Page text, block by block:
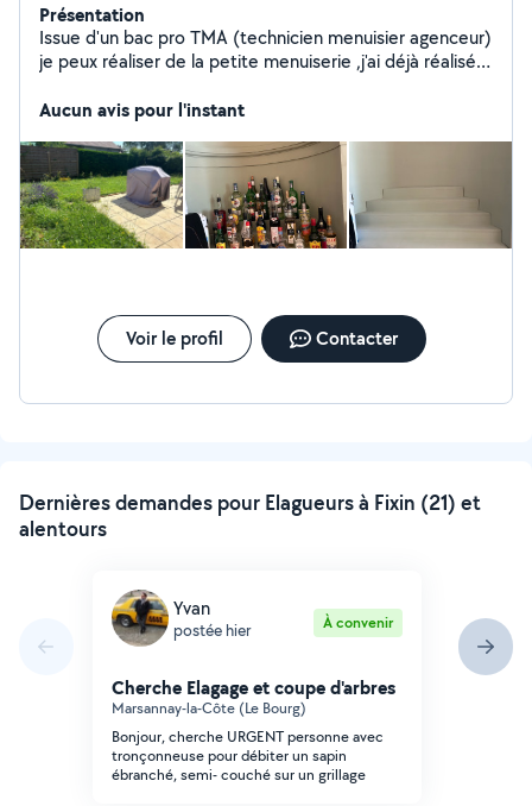
Présentation
Issue d'un bac pro TMA (technicien menuisier agenceur)
je peux réaliser de la petite menuiserie ,j'ai déjà réalisé
mini bar en escalier à la main et réalisé une grange .J'ai
tailler les haie etc .N'hésitez pas à me contacter pour
vous faire part de mes disponibilités.
Aucun avis pour l'instant
Voir le profil Contacter
Dernières demandes pour Elagueurs à Fixin (21) et
alentours
Yvan
postée hier À convenir
Cherche Elagage et coupe d'arbres
Marsannay-la-Côte (Le Bourg)
Bonjour, cherche URGENT personne avec
tronçonneuse pour débiter un sapin
ébranché, semi- couché sur un grillage